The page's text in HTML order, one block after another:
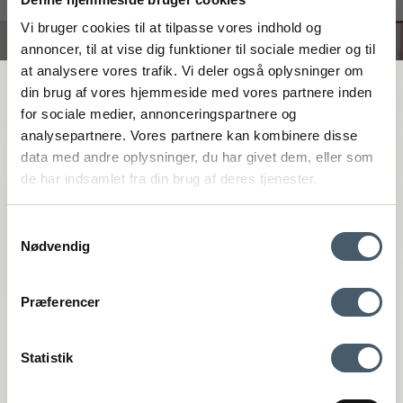
Vi bruger cookies til at tilpasse vores indhold og
annoncer, til at vise dig funktioner til sociale medier og til
at analysere vores trafik. Vi deler også oplysninger om
din brug af vores hjemmeside med vores partnere inden
for sociale medier, annonceringspartnere og
analysepartnere. Vores partnere kan kombinere disse
data med andre oplysninger, du har givet dem, eller som
de har indsamlet fra din brug af deres tjenester.
Nødvendig
Præferencer
Statistik
#interiorshop
Løsning
FÅ 20 % RABATT
Få 20 % rabatt genom att prenumerera på vårt nyhetsbrev. *Din rabatt
kan inte användas på redan nedsatta varor eller produkter från
Rocket.
Genom att anmäla dig till vårt nyhetsbrev godkänner du att få vårt